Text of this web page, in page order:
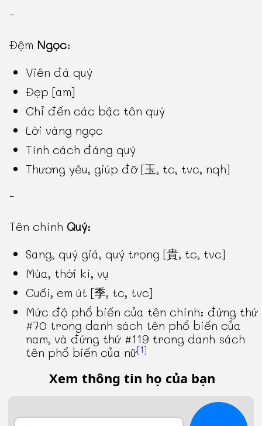
-
Đệm Ngọc:
Viên đá quý
Đẹp [am]
Chỉ đến các bậc tôn quý
Lời vàng ngọc
Tính cách đáng quý
Thương yêu, giúp đỡ [玉, tc, tvc, nqh]
-
Tên chính Quý:
Sang, quý giá, quý trọng [貴, tc, tvc]
Mùa, thời kì, vụ
Cuối, em út [季, tc, tvc]
Mức độ phổ biến của tên chính: đứng thứ
#70 trong danh sách tên phổ biến của
nam, và đứng thứ #119 trong danh sách
tên phổ biến của nữ[1]
Xem thông tin họ của bạn